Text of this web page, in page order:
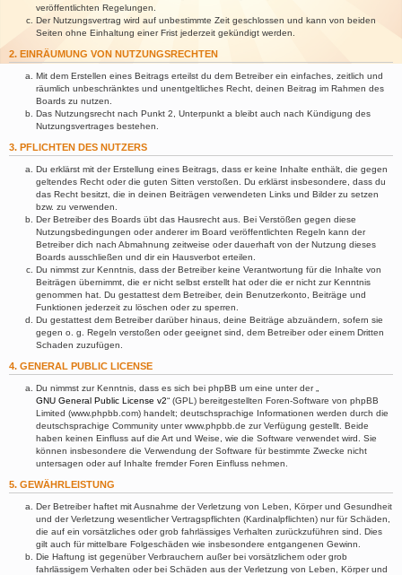
veröffentlichten Regelungen.
Der Nutzungsvertrag wird auf unbestimmte Zeit geschlossen und kann von beiden
Seiten ohne Einhaltung einer Frist jederzeit gekündigt werden.
2. EINRÄUMUNG VON NUTZUNGSRECHTEN
Mit dem Erstellen eines Beitrags erteilst du dem Betreiber ein einfaches, zeitlich und
räumlich unbeschränktes und unentgeltliches Recht, deinen Beitrag im Rahmen des
Boards zu nutzen.
Das Nutzungsrecht nach Punkt 2, Unterpunkt a bleibt auch nach Kündigung des
Nutzungsvertrages bestehen.
3. PFLICHTEN DES NUTZERS
Du erklärst mit der Erstellung eines Beitrags, dass er keine Inhalte enthält, die gegen
geltendes Recht oder die guten Sitten verstoßen. Du erklärst insbesondere, dass du
das Recht besitzt, die in deinen Beiträgen verwendeten Links und Bilder zu setzen
bzw. zu verwenden.
Der Betreiber des Boards übt das Hausrecht aus. Bei Verstößen gegen diese
Nutzungsbedingungen oder anderer im Board veröffentlichten Regeln kann der
Betreiber dich nach Abmahnung zeitweise oder dauerhaft von der Nutzung dieses
Boards ausschließen und dir ein Hausverbot erteilen.
Du nimmst zur Kenntnis, dass der Betreiber keine Verantwortung für die Inhalte von
Beiträgen übernimmt, die er nicht selbst erstellt hat oder die er nicht zur Kenntnis
genommen hat. Du gestattest dem Betreiber, dein Benutzerkonto, Beiträge und
Funktionen jederzeit zu löschen oder zu sperren.
Du gestattest dem Betreiber darüber hinaus, deine Beiträge abzuändern, sofern sie
gegen o. g. Regeln verstoßen oder geeignet sind, dem Betreiber oder einem Dritten
Schaden zuzufügen.
4. GENERAL PUBLIC LICENSE
Du nimmst zur Kenntnis, dass es sich bei phpBB um eine unter der „
GNU General Public License v2“ (GPL) bereitgestellten Foren-Software von phpBB
Limited (www.phpbb.com) handelt; deutschsprachige Informationen werden durch die
deutschsprachige Community unter www.phpbb.de zur Verfügung gestellt. Beide
haben keinen Einfluss auf die Art und Weise, wie die Software verwendet wird. Sie
können insbesondere die Verwendung der Software für bestimmte Zwecke nicht
untersagen oder auf Inhalte fremder Foren Einfluss nehmen.
5. GEWÄHRLEISTUNG
Der Betreiber haftet mit Ausnahme der Verletzung von Leben, Körper und Gesundheit
und der Verletzung wesentlicher Vertragspflichten (Kardinalpflichten) nur für Schäden,
die auf ein vorsätzliches oder grob fahrlässiges Verhalten zurückzuführen sind. Dies
gilt auch für mittelbare Folgeschäden wie insbesondere entgangenen Gewinn.
Die Haftung ist gegenüber Verbrauchern außer bei vorsätzlichem oder grob
fahrlässigem Verhalten oder bei Schäden aus der Verletzung von Leben, Körper und